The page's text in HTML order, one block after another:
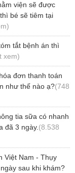
viện sẽ được
bé sẽ tiêm tại
tắt bệnh án thì
xem)
đơn thanh toán
như thế nào ạ?(748
tia sữa có nhanh
đã 3 ngày.(8.538
Việt Nam - Thụy
sau khi khám?